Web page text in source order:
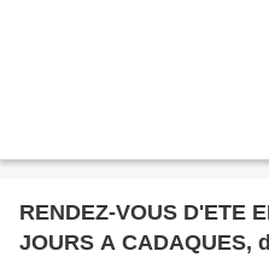
RENDEZ-VOUS D'ETE
JOURS A CADAQUES,